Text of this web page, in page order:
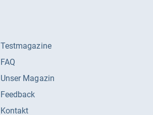
Testmagazine
FAQ
Unser Magazin
Feedback
Kontakt